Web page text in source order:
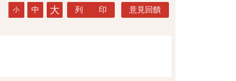
小 中 大 列 印 意見回饋